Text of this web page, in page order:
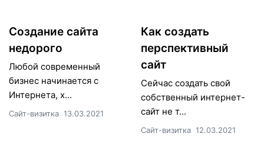
Создание сайта
недорого
Любой современный
бизнес начинается с
Интернета, х...
Сайт-визитка 13.03.2021
Как создать
перспективный
сайт
Сейчас создать свой
собственный интернет-
сайт не т...
Сайт-визитка 12.03.2021